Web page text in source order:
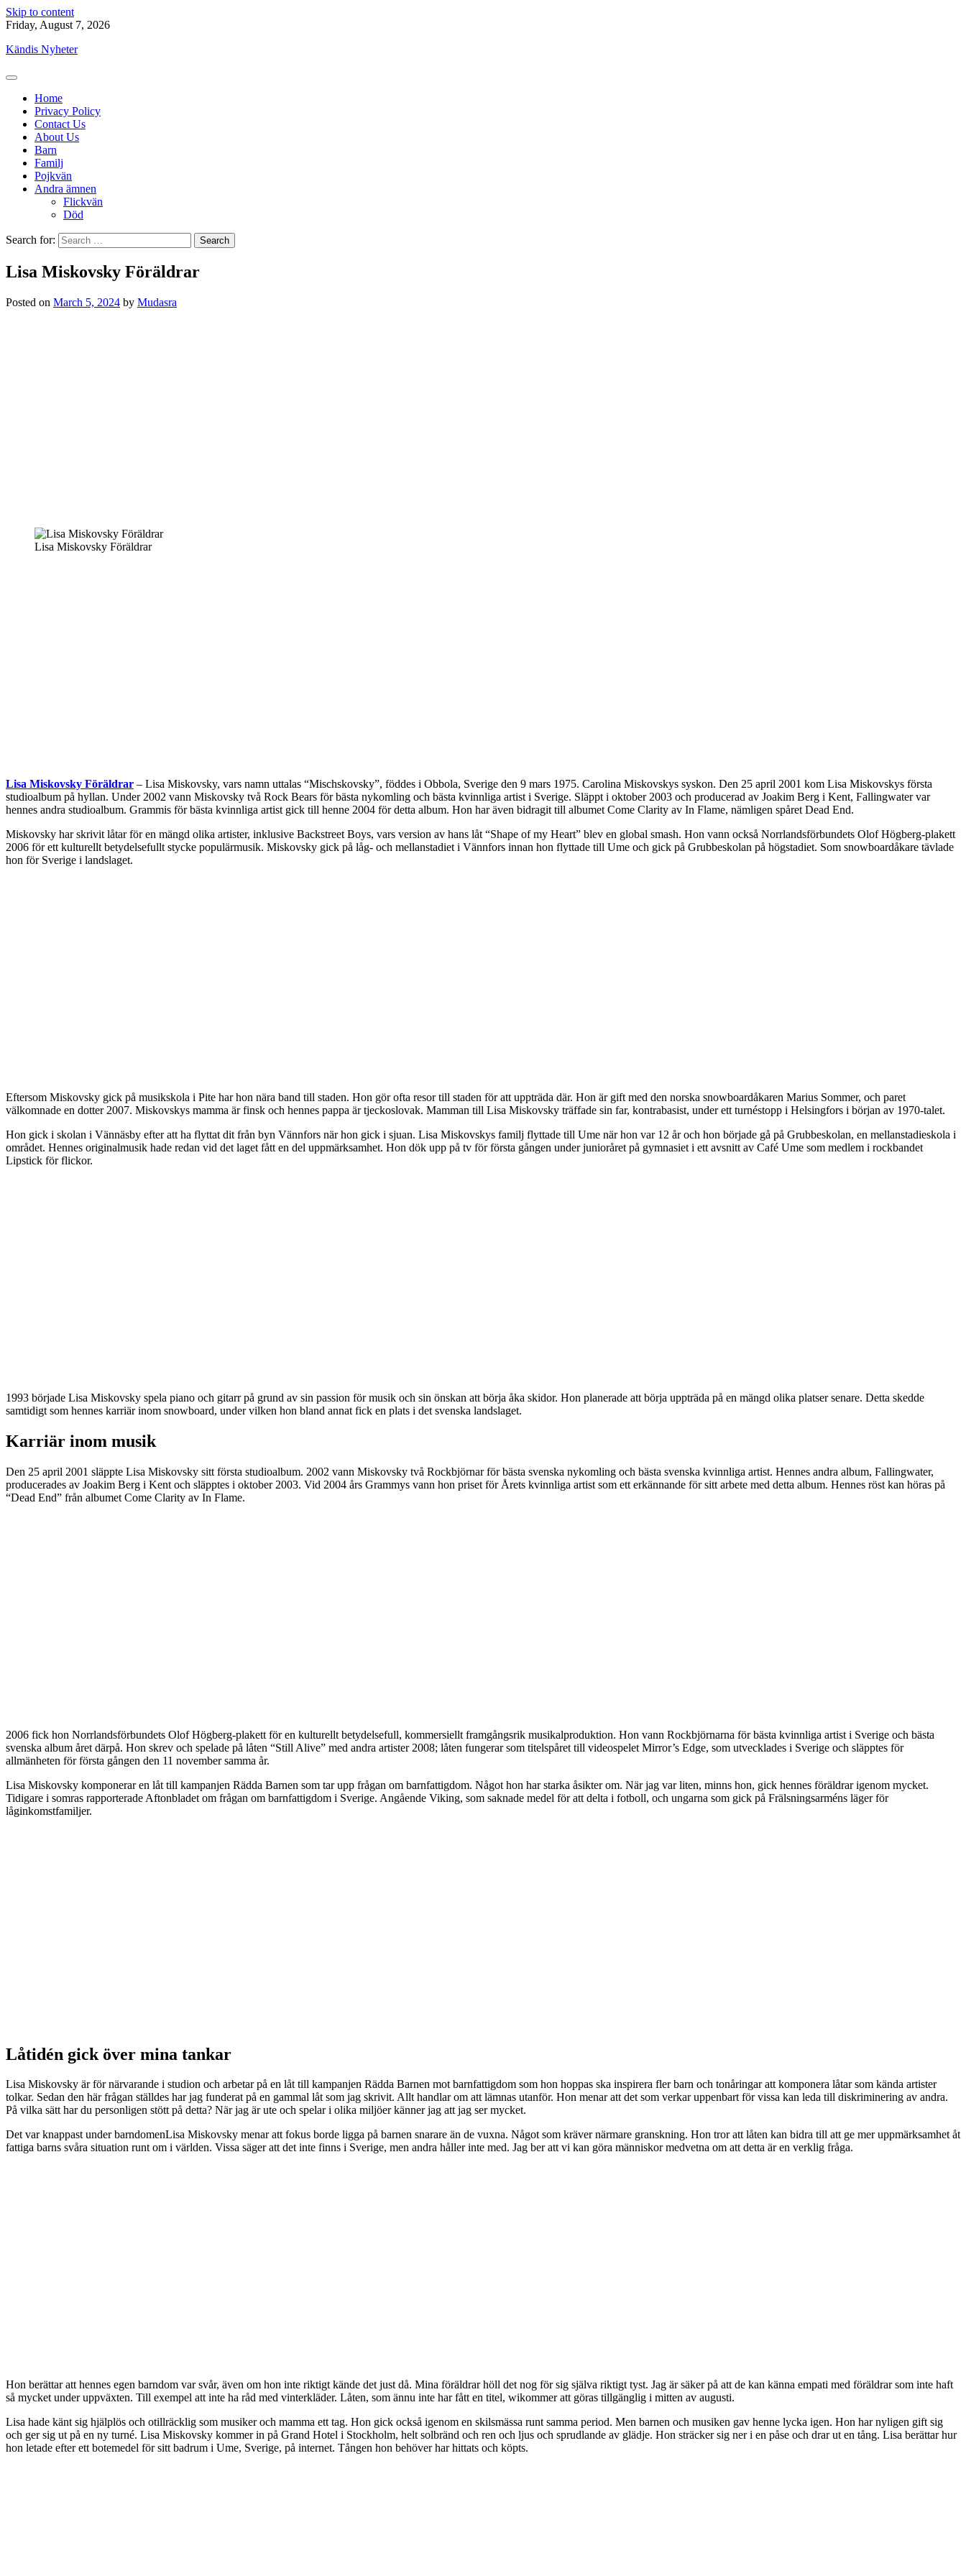
Skip to content
Friday, August 7, 2026
Kändis Nyheter
Home
Privacy Policy
Contact Us
About Us
Barn
Familj
Pojkvän
Andra ämnen
Flickvän
Död
Search for:
Lisa Miskovsky Föräldrar
Posted on March 5, 2024 by Mudasra
Lisa Miskovsky Föräldrar
Lisa Miskovsky Föräldrar – Lisa Miskovsky, vars namn uttalas “Mischskovsky”, föddes i Obbola, Sverige den 9 mars 1975. Carolina Miskovskys syskon. Den 25 april 2001 kom Lisa Miskovskys första
studioalbum på hyllan. Under 2002 vann Miskovsky två Rock Bears för bästa nykomling och bästa kvinnliga artist i Sverige. Släppt i oktober 2003 och producerad av Joakim Berg i Kent, Fallingwater var
hennes andra studioalbum. Grammis för bästa kvinnliga artist gick till henne 2004 för detta album. Hon har även bidragit till albumet Come Clarity av In Flame, nämligen spåret Dead End.
Miskovsky har skrivit låtar för en mängd olika artister, inklusive Backstreet Boys, vars version av hans låt “Shape of my Heart” blev en global smash. Hon vann också Norrlandsförbundets Olof Högberg-plakett
2006 för ett kulturellt betydelsefullt stycke populärmusik. Miskovsky gick på låg- och mellanstadiet i Vännfors innan hon flyttade till Ume och gick på Grubbeskolan på högstadiet. Som snowboardåkare tävlade
hon för Sverige i landslaget.
Eftersom Miskovsky gick på musikskola i Pite har hon nära band till staden. Hon gör ofta resor till staden för att uppträda där. Hon är gift med den norska snowboardåkaren Marius Sommer, och paret
välkomnade en dotter 2007. Miskovskys mamma är finsk och hennes pappa är tjeckoslovak. Mamman till Lisa Miskovsky träffade sin far, kontrabasist, under ett turnéstopp i Helsingfors i början av 1970-talet.
Hon gick i skolan i Vännäsby efter att ha flyttat dit från byn Vännfors när hon gick i sjuan. Lisa Miskovskys familj flyttade till Ume när hon var 12 år och hon började gå på Grubbeskolan, en mellanstadieskola i
området. Hennes originalmusik hade redan vid det laget fått en del uppmärksamhet. Hon dök upp på tv för första gången under junioråret på gymnasiet i ett avsnitt av Café Ume som medlem i rockbandet
Lipstick för flickor.
1993 började Lisa Miskovsky spela piano och gitarr på grund av sin passion för musik och sin önskan att börja åka skidor. Hon planerade att börja uppträda på en mängd olika platser senare. Detta skedde
samtidigt som hennes karriär inom snowboard, under vilken hon bland annat fick en plats i det svenska landslaget.
Karriär inom musik
Den 25 april 2001 släppte Lisa Miskovsky sitt första studioalbum. 2002 vann Miskovsky två Rockbjörnar för bästa svenska nykomling och bästa svenska kvinnliga artist. Hennes andra album, Fallingwater,
producerades av Joakim Berg i Kent och släpptes i oktober 2003. Vid 2004 års Grammys vann hon priset för Årets kvinnliga artist som ett erkännande för sitt arbete med detta album. Hennes röst kan höras på
“Dead End” från albumet Come Clarity av In Flame.
2006 fick hon Norrlandsförbundets Olof Högberg-plakett för en kulturellt betydelsefull, kommersiellt framgångsrik musikalproduktion. Hon vann Rockbjörnarna för bästa kvinnliga artist i Sverige och bästa
svenska album året därpå. Hon skrev och spelade på låten “Still Alive” med andra artister 2008; låten fungerar som titelspåret till videospelet Mirror’s Edge, som utvecklades i Sverige och släpptes för
allmänheten för första gången den 11 november samma år.
Lisa Miskovsky komponerar en låt till kampanjen Rädda Barnen som tar upp frågan om barnfattigdom. Något hon har starka åsikter om. När jag var liten, minns hon, gick hennes föräldrar igenom mycket.
Tidigare i somras rapporterade Aftonbladet om frågan om barnfattigdom i Sverige. Angående Viking, som saknade medel för att delta i fotboll, och ungarna som gick på Frälsningsarméns läger för
låginkomstfamiljer.
Låtidén gick över mina tankar
Lisa Miskovsky är för närvarande i studion och arbetar på en låt till kampanjen Rädda Barnen mot barnfattigdom som hon hoppas ska inspirera fler barn och tonåringar att komponera låtar som kända artister
tolkar. Sedan den här frågan ställdes har jag funderat på en gammal låt som jag skrivit. Allt handlar om att lämnas utanför. Hon menar att det som verkar uppenbart för vissa kan leda till diskriminering av andra.
På vilka sätt har du personligen stött på detta? När jag är ute och spelar i olika miljöer känner jag att jag ser mycket.
Det var knappast under barndomenLisa Miskovsky menar att fokus borde ligga på barnen snarare än de vuxna. Något som kräver närmare granskning. Hon tror att låten kan bidra till att ge mer uppmärksamhet åt
fattiga barns svåra situation runt om i världen. Vissa säger att det inte finns i Sverige, men andra håller inte med. Jag ber att vi kan göra människor medvetna om att detta är en verklig fråga.
Hon berättar att hennes egen barndom var svår, även om hon inte riktigt kände det just då. Mina föräldrar höll det nog för sig själva riktigt tyst. Jag är säker på att de kan känna empati med föräldrar som inte haft
så mycket under uppväxten. Till exempel att inte ha råd med vinterkläder. Låten, som ännu inte har fått en titel, wikommer att göras tillgänglig i mitten av augusti.
Lisa hade känt sig hjälplös och otillräcklig som musiker och mamma ett tag. Hon gick också igenom en skilsmässa runt samma period. Men barnen och musiken gav henne lycka igen. Hon har nyligen gift sig
och ger sig ut på en ny turné. Lisa Miskovsky kommer in på Grand Hotel i Stockholm, helt solbränd och ren och ljus och sprudlande av glädje. Hon sträcker sig ner i en påse och drar ut en tång. Lisa berättar hur
hon letade efter ett botemedel för sitt badrum i Ume, Sverige, på internet. Tången hon behöver har hittats och köpts.